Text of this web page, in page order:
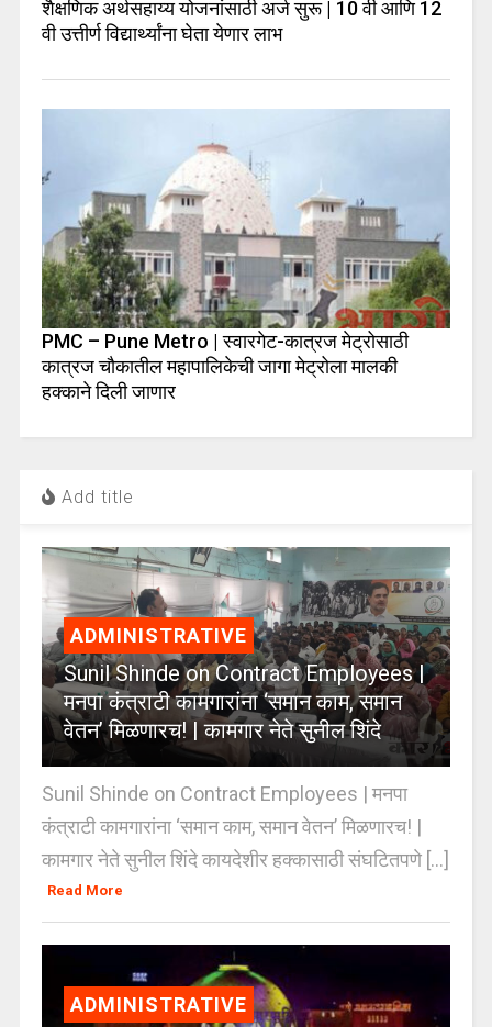
शैक्षणिक अर्थसहाय्य योजनांसाठी अर्ज सुरू | 10 वी आणि 12
वी उत्तीर्ण विद्यार्थ्यांना घेता येणार लाभ
PMC – Pune Metro | स्वारगेट-कात्रज मेट्रोसाठी
कात्रज चौकातील महापालिकेची जागा मेट्रोला मालकी
हक्काने दिली जाणार
Add title
ADMINISTRATIVE
Sunil Shinde on Contract Employees |
मनपा कंत्राटी कामगारांना ‘समान काम, समान
वेतन’ मिळणारच! | कामगार नेते सुनील शिंदे
Sunil Shinde on Contract Employees | मनपा
कंत्राटी कामगारांना ‘समान काम, समान वेतन’ मिळणारच! |
कामगार नेते सुनील शिंदे कायदेशीर हक्कासाठी संघटितपणे [...]
Read More
ADMINISTRATIVE